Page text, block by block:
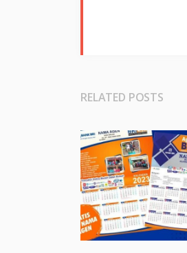
RELATED POSTS